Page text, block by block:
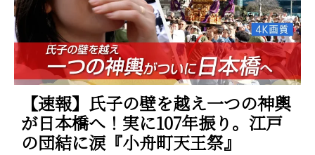
【速報】氏子の壁を越え一つの神輿
が日本橋へ！実に107年振り。江戸
の団結に涙『小舟町天王祭』